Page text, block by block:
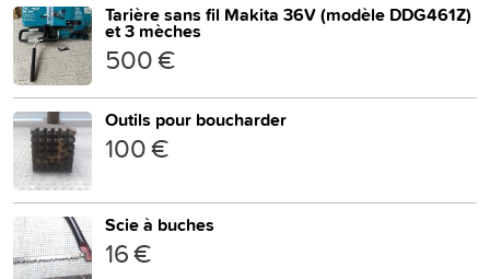
Tarière sans fil Makita 36V (modèle DDG461Z)
et 3 mèches
500 €
Outils pour boucharder
100 €
Scie à buches
16 €